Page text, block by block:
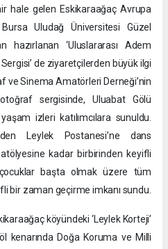
hale gelen Eskikaraağaç Avrupa
Uludağ Üniversitesi Güzel
hazırlanan ‘Uluslararası Adem
de ziyaretçilerden büyük ilgi
ve Sinema Amatörleri Derneği’nin
sergisinde, Uluabat Gölü
izleri katılımcılara sunuldu.
Leylek Postanesi’ne dans
kadar birbirinden keyifli
çocuklar başta olmak üzere tüm
bir zaman geçirme imkanı sundu.
köyündeki ‘Leylek Korteji’
kenarında Doğa Koruma ve Milli